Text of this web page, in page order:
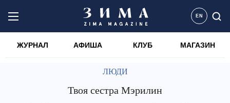
EN
ЖУРНАЛ АФИША КЛУБ МАГАЗИН
ЛЮДИ
Твоя сестра Мэрилин